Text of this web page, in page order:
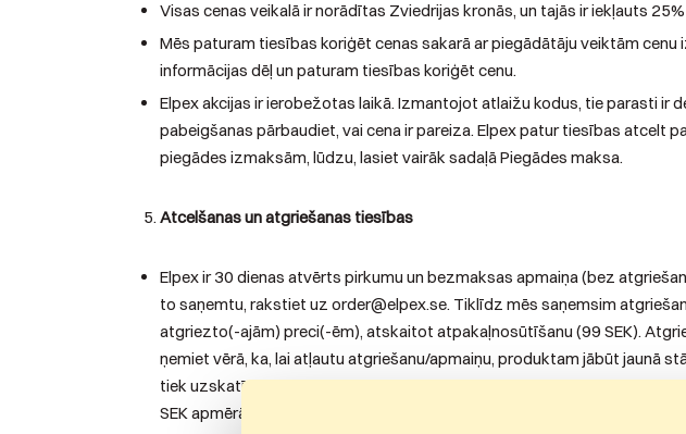
Visas cenas veikalā ir norādītas Zviedrijas kronās, un tajās ir iekļauts 25%
Mēs paturam tiesības koriģēt cenas sakarā ar piegādātāju veiktām
informācijas dēļ un paturam tiesības koriģēt cenu.
Elpex akcijas ir ierobežotas laikā. Izmantojot atlaižu kodus, tie parasti ir
pabeigšanas pārbaudiet, vai cena ir pareiza. Elpex patur tiesības atcelt
piegādes izmaksām, lūdzu, lasiet vairāk sadaļā Piegādes maksa.
Atcelšanas un atgriešanas tiesības
Elpex ir 30 dienas atvērts pirkumu un bezmaksas apmaiņa (bez
to saņemtu, rakstiet uz order@elpex.se. Tiklīdz mēs saņemsim
atgriezto(-ajām) preci(-ēm), atskaitot atpakaļnosūtīšanu (99 SEK).
ņemiet vērā, ka, lai atļautu atgriešanu/apmaiņu, produktam jābūt jaunā
tiek uzskatīts, ka izstrādājums ir tik lietots, ka tas ir jālabo Elpex. Par
SEK apmērā.